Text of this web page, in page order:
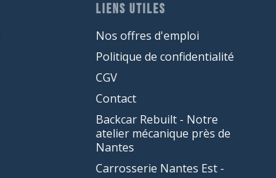
LIENS UTILES
Nos offres d'emploi
Politique de confidentialité
CGV
Contact
Backcar Rebuilt - Notre
atelier mécanique près de
Nantes
Carrosserie Nantes Est -